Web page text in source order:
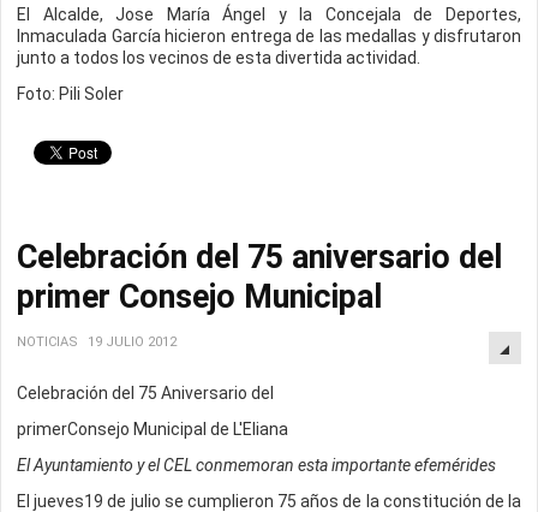
El Alcalde, Jose María Ángel y la Concejala de Deportes,
Inmaculada García hicieron entrega de las medallas y disfrutaron
junto a todos los vecinos de esta divertida actividad.
Foto: Pili Soler
Celebración del 75 aniversario del
primer Consejo Municipal
NOTICIAS 19 JULIO 2012
Celebración del 75 Aniversario del
primerConsejo Municipal de L'Eliana
El Ayuntamiento y el CEL conmemoran esta importante efemérides
El jueves19 de julio se cumplieron 75 años de la constitución de la